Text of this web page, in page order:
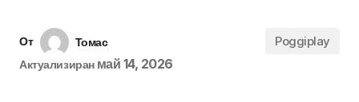
От
Томас
Актуализиран май 14, 2026
Poggiplay